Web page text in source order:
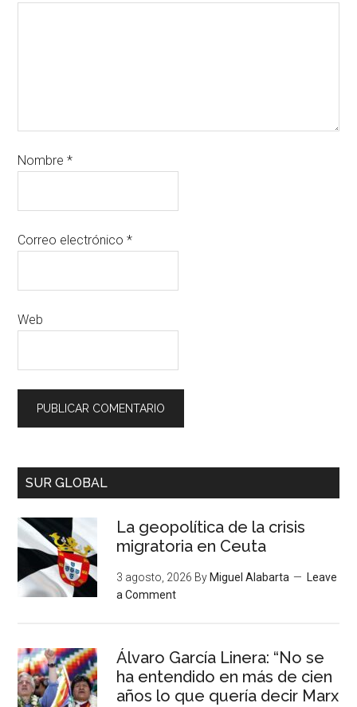
Nombre*
Correo electrónico*
Web
SUR GLOBAL
La geopolítica de la crisis
migratoria en Ceuta
3 agosto, 2026 By Miguel Alabarta
Leave
a Comment
Álvaro García Linera: “No se
ha entendido en más de cien
años lo que quería decir Marx